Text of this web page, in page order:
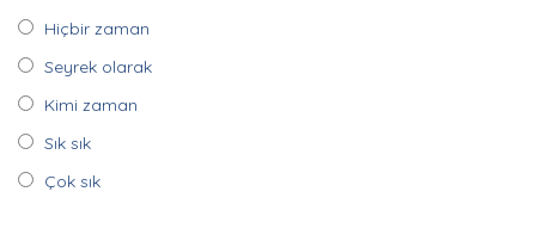
Hiçbir zaman
Seyrek olarak
Kimi zaman
Sık sık
Çok sık